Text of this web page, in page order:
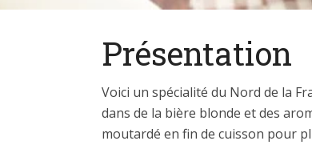
Présentation
Voici un spécialité du Nord de la
dans de la bière blonde et des
moutardé en fin de cuisson pour